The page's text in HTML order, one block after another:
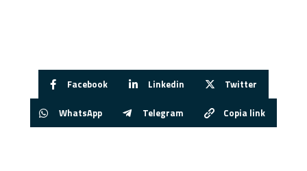
Facebook Linkedin Twitter
WhatsApp Telegram Copia link